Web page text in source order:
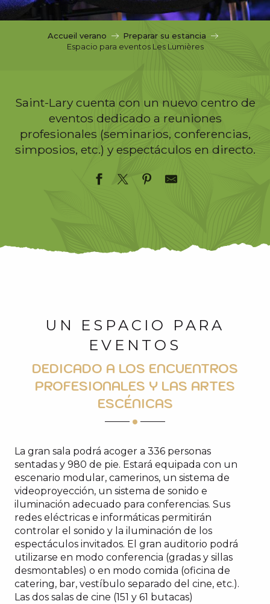
Accueil verano
Preparar su estancia
Espacio para eventos Les Lumières
Saint-Lary cuenta con un nuevo centro de
eventos dedicado a reuniones
profesionales (seminarios, conferencias,
simposios, etc.) y espectáculos en directo.
UN ESPACIO PARA
EVENTOS
DEDICADO A LOS ENCUENTROS
PROFESIONALES Y LAS ARTES
ESCÉNICAS
La gran sala podrá acoger a 336 personas
sentadas y 980 de pie. Estará equipada con un
escenario modular, camerinos, un sistema de
videoproyección, un sistema de sonido e
iluminación adecuado para conferencias. Sus
redes eléctricas e informáticas permitirán
controlar el sonido y la iluminación de los
espectáculos invitados. El gran auditorio podrá
utilizarse en modo conferencia (gradas y sillas
desmontables) o en modo comida (oficina de
catering, bar, vestíbulo separado del cine, etc.).
Las dos salas de cine (151 y 61 butacas)